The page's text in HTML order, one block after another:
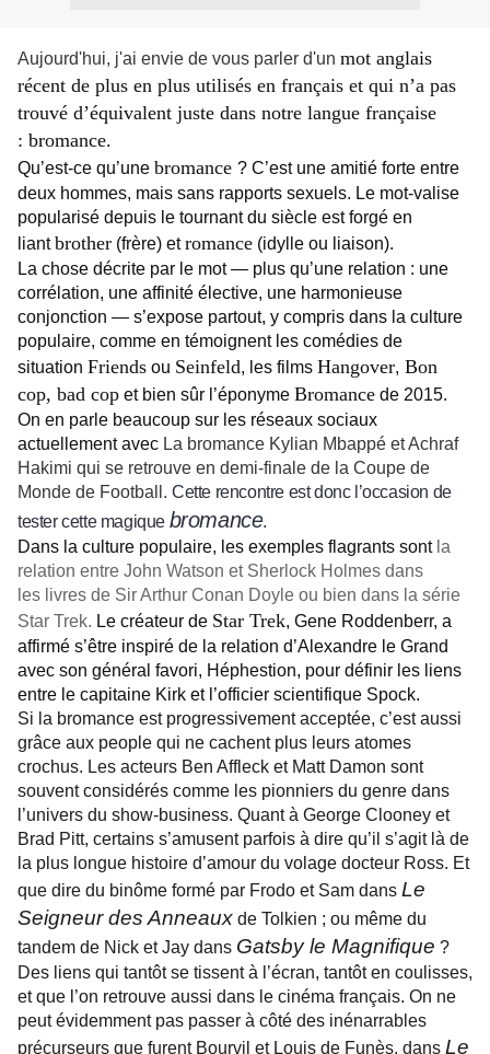
Aujourd'hui, j'ai envie de vous parler d'un mot anglais
récent de plus en plus utilisés en français et qui n’a pas
trouvé d’équivalent juste dans notre langue française
: bromance.
Qu’est-ce qu’une bromance ? C’est une amitié forte entre
deux hommes, mais sans rapports sexuels. Le mot-valise
popularisé depuis le tournant du siècle est forgé en
liantbrother (frère) etromance (idylle ou liaison).
La chose décrite par le mot — plus qu’une relation : une
corrélation, une affinité élective, une harmonieuse
conjonction — s’expose partout, y compris dans la culture
populaire, comme en témoignent les comédies de
situation Friends ou Seinfeld, les films Hangover, Bon
cop, bad cop et bien sûr l’éponyme Bromance de 2015.
On en parle beaucoup sur les réseaux sociaux
actuellement avec La bromance Kylian Mbappé et Achraf
Hakimi qui se retrouve en demi-finale de la Coupe de
Monde de Football. Cette rencontre est donc l’occasion de
tester cette magique bromance.
Dans la culture populaire, les exemples flagrants sont la
relation entre John Watson et Sherlock Holmes dans
les livres de Sir Arthur Conan Doyle ou bien dans la série
Star Trek. Le créateur de Star Trek, Gene Roddenberr, a
affirmé s’être inspiré de la relation d’Alexandre le Grand
avec son général favori, Héphestion, pour définir les liens
entre le capitaine Kirk et l’officier scientifique Spock.
Si la bromance est progressivement acceptée, c’est aussi
grâce aux people qui ne cachent plus leurs atomes
crochus. Les acteurs Ben Affleck et Matt Damon sont
souvent considérés comme les pionniers du genre dans
l’univers du show-business. Quant à George Clooney et
Brad Pitt, certains s’amusent parfois à dire qu’il s’agit là de
la plus longue histoire d’amour du volage docteur Ross. Et
que dire du binôme formé par Frodo et Sam dans Le
Seigneur des Anneaux de Tolkien ; ou même du
tandem de Nick et Jay dans Gatsby le Magnifique ?
Des liens qui tantôt se tissent à l’écran, tantôt en coulisses,
et que l’on retrouve aussi dans le cinéma français. On ne
peut évidemment pas passer à côté des inénarrables
précurseurs que furent Bourvil et Louis de Funès, dans Le